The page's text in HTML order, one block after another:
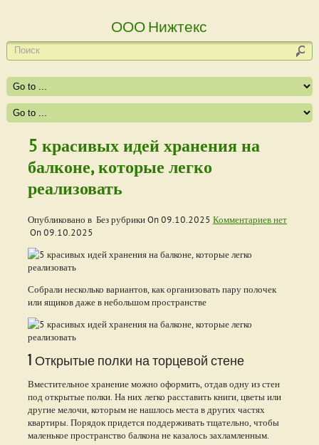
ООО Нижтекс
5 красивых идей хранения на
балконе, которые легко
реализовать
Опубликовано в Без рубрики On09.10.2025 Комментариев нет
On09.10.2025
Собрали несколько вариантов, как организовать пару полочек
или ящиков даже в небольшом пространстве
1 Открытые полки на торцевой стене
Вместительное хранение можно оформить, отдав одну из стен
под открытые полки. На них легко расставить книги, цветы или
другие мелочи, которым не нашлось места в других частях
квартиры. Порядок придется поддерживать тщательно, чтобы
маленькое пространство балкона не казалось захламленным.